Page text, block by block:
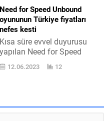
bulunan yukarıyada
bahsettiğimiz “Clear Calling”
özelliği, şahısların telefon
görüşmelerini daha iyi / net /
pak hale...
Need for Speed Unbound
oyununun Türkiye fiyatları
nefes kesti
Kısa süre evvel duyurusu
yapılan Need for Speed
Unbound yarış oyunu için
Steam ön sipariş maliyeti
12.06.2023 12